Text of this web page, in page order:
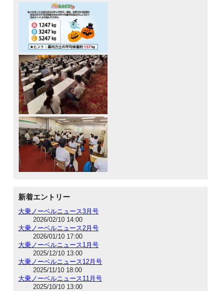
新着エントリー
大乗ノーベルニュース3月号
2026/02/10 14:00
大乗ノーベルニュース2月号
2026/01/10 17:00
大乗ノーベルニュース1月号
2025/12/10 13:00
大乗ノーベルニュース12月号
2025/11/10 18:00
大乗ノーベルニュース11月号
2025/10/10 13:00